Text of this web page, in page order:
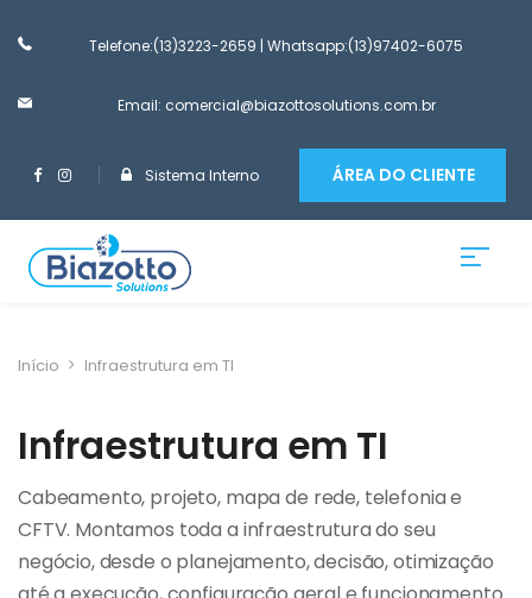
Telefone:(13)3223-2659 | Whatsapp:(13)97402-6075
Email: comercial@biazottosolutions.com.br
Sistema Interno ÁREA DO CLIENTE
Início Infraestrutura em TI
Infraestrutura em TI
Cabeamento, projeto, mapa de rede, telefonia e
CFTV. Montamos toda a infraestrutura do seu
negócio, desde o planejamento, decisão, otimização